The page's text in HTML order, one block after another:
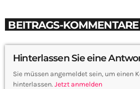
BEITRAGS-
Hinterlassen Sie eine
Sie müssen angemeldet sein, um einen
hinterlassen. Jetzt anmelden